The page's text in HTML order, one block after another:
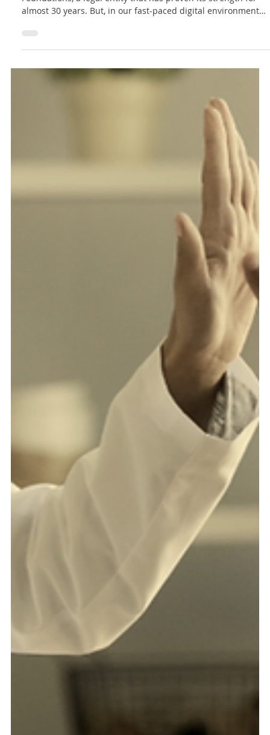
21 jul 2025 6 min de lectura
Análisis Lex Innova
Revisando los vehículos de tenencia de
Panama's Law No. 25 of 1995 created Private Interest
Foundations, a legal entity that has proven its strength for
almost 30 years. But, in our fast-paced digital environment
and with the emergence of new assets like cryptocurrencies,
is this strength still synonymous with adaptability? 🚀 At Lex
Innova Abogados, we have thoroughly discussed this topic.
Our partners conclude that, while these foundations have
fulfilled their mission, the present demands a proactive